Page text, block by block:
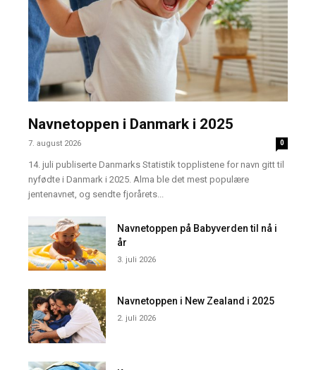
Navnetoppen i Danmark i 2025
7. august 2026 0
14. juli publiserte Danmarks Statistik topplistene for navn gitt til
nyfødte i Danmark i 2025. Alma ble det mest populære
jentenavnet, og sendte fjorårets...
Navnetoppen på Babyverden til nå i
år
3. juli 2026
Navnetoppen i New Zealand i 2025
2. juli 2026